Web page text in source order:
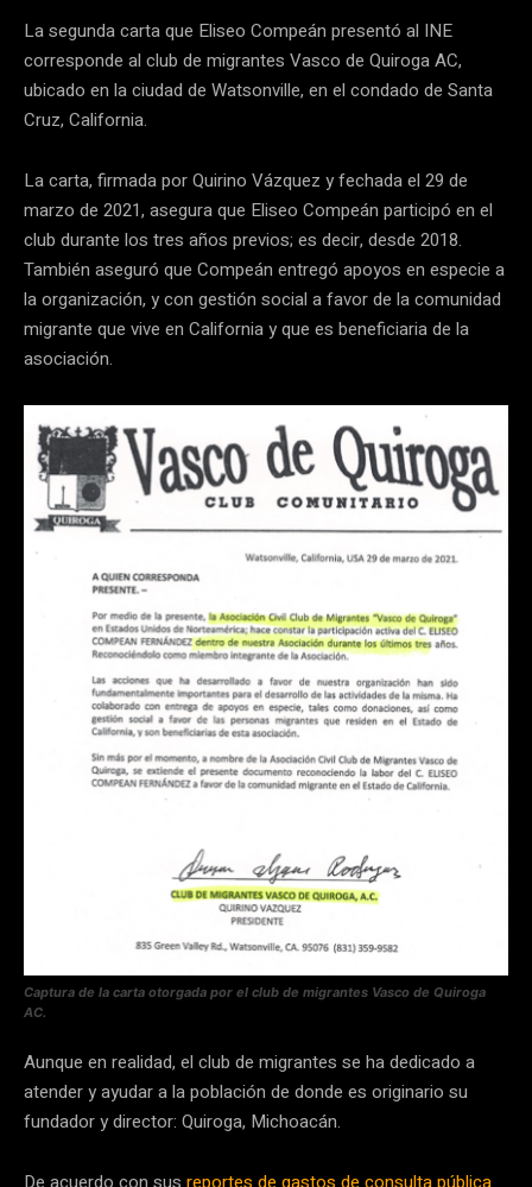
La segunda carta que Eliseo Compeán presentó al INE
corresponde al club de migrantes Vasco de Quiroga AC,
ubicado en la ciudad de Watsonville, en el condado de Santa
Cruz, California.
La carta, firmada por Quirino Vázquez y fechada el 29 de
marzo de 2021, asegura que Eliseo Compeán participó en el
club durante los tres años previos; es decir, desde 2018.
También aseguró que Compeán entregó apoyos en especie a
la organización, y con gestión social a favor de la comunidad
migrante que vive en California y que es beneficiaria de la
asociación.
Captura de la carta otorgada por el club de migrantes Vasco de Quiroga
AC.
Aunque en realidad, el club de migrantes se ha dedicado a
atender y ayudar a la población de donde es originario su
fundador y director: Quiroga, Michoacán.